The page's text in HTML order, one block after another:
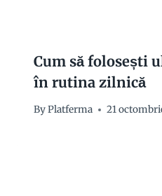
Cum să folosești
în rutina zilnică
ByPlatferma 21